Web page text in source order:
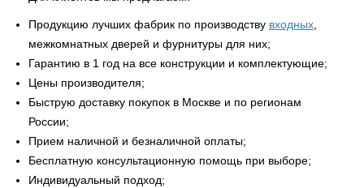
Продукцию лучших фабрик по производству входных
межкомнатных дверей и фурнитуры для них;
Гарантию в 1 год на все конструкции и комплектующие;
Цены производителя;
Быструю доставку покупок в Москве и по регионам
России;
Прием наличной и безналичной оплаты;
Бесплатную консультационную помощь при выборе;
Индивидуальный подход;